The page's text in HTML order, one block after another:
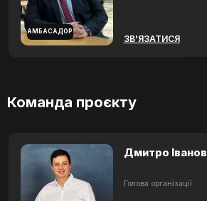
АМБАСАДОР
ЗВ'ЯЗАТИСЯ
Команда проєкту
Дмитро Іванов
Голова організації